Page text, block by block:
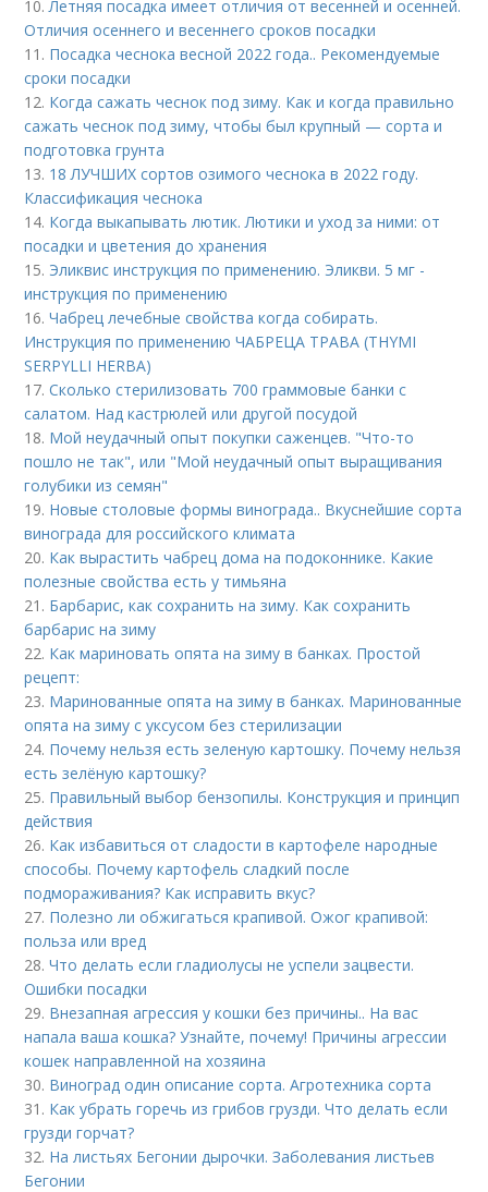
10.Летняя посадка имеет отличия от весенней и осенней.
Отличия осеннего и весеннего сроков посадки
11. Посадка чеснока весной 2022 года.. Рекомендуемые
сроки посадки
12. Когда сажать чеснок под зиму. Как и когда правильно
сажать чеснок под зиму, чтобы был крупный — сорта и
подготовка грунта
13. 18 ЛУЧШИХ сортов озимого чеснока в 2022 году.
Классификация чеснока
14. Когда выкапывать лютик. Лютики и уход за ними: от
посадки и цветения до хранения
15. Эликвис инструкция по применению. Эликви. 5 мг -
инструкция по применению
16.Чабрец лечебные свойства когда собирать.
Инструкция по применению ЧАБРЕЦА ТРАВА (THYMI
SERPYLLI HERBA)
17.Сколько стерилизовать 700 граммовые банки с
салатом. Над кастрюлей или другой посудой
18. Мой неудачный опыт покупки саженцев. "Что-то
пошло не так", или "Мой неудачный опыт выращивания
голубики из семян"
19. Новые столовые формы винограда.. Вкуснейшие сорта
винограда для российского климата
20. Как вырастить чабрец дома на подоконнике. Какие
полезные свойства есть у тимьяна
21. Барбарис, как сохранить на зиму. Как сохранить
барбарис на зиму
22. Как мариновать опята на зиму в банках. Простой
рецепт:
23. Маринованные опята на зиму в банках. Маринованные
опята на зиму с уксусом без стерилизации
24. Почему нельзя есть зеленую картошку. Почему нельзя
есть зелёную картошку?
25. Правильный выбор бензопилы. Конструкция и принцип
действия
26. Как избавиться от сладости в картофеле народные
способы. Почему картофель сладкий после
подмораживания? Как исправить вкус?
27. Полезно ли обжигаться крапивой. Ожог крапивой:
польза или вред
28.Что делать если гладиолусы не успели зацвести.
Ошибки посадки
29. Внезапная агрессия у кошки без причины.. На вас
напала ваша кошка? Узнайте, почему! Причины агрессии
кошек направленной на хозяина
30. Виноград один описание сорта. Агротехника сорта
31. Как убрать горечь из грибов грузди. Что делать если
грузди горчат?
32. На листьях Бегонии дырочки. Заболевания листьев
Бегонии